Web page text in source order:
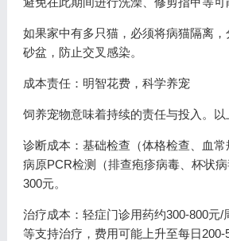
如果家中有多只猫，必须将病猫隔离
砂盆，防止交叉感染。
成本责任：明智花费，科学养宠
饲养宠物意味着持续的责任与投入。以
诊断成本：基础检查（体格检查、血常
病原PCR检测（排查疱疹病毒、杯状
300元。
治疗成本：轻症门诊用药约300-800元/
等支持治疗，费用可能上升至每日200-